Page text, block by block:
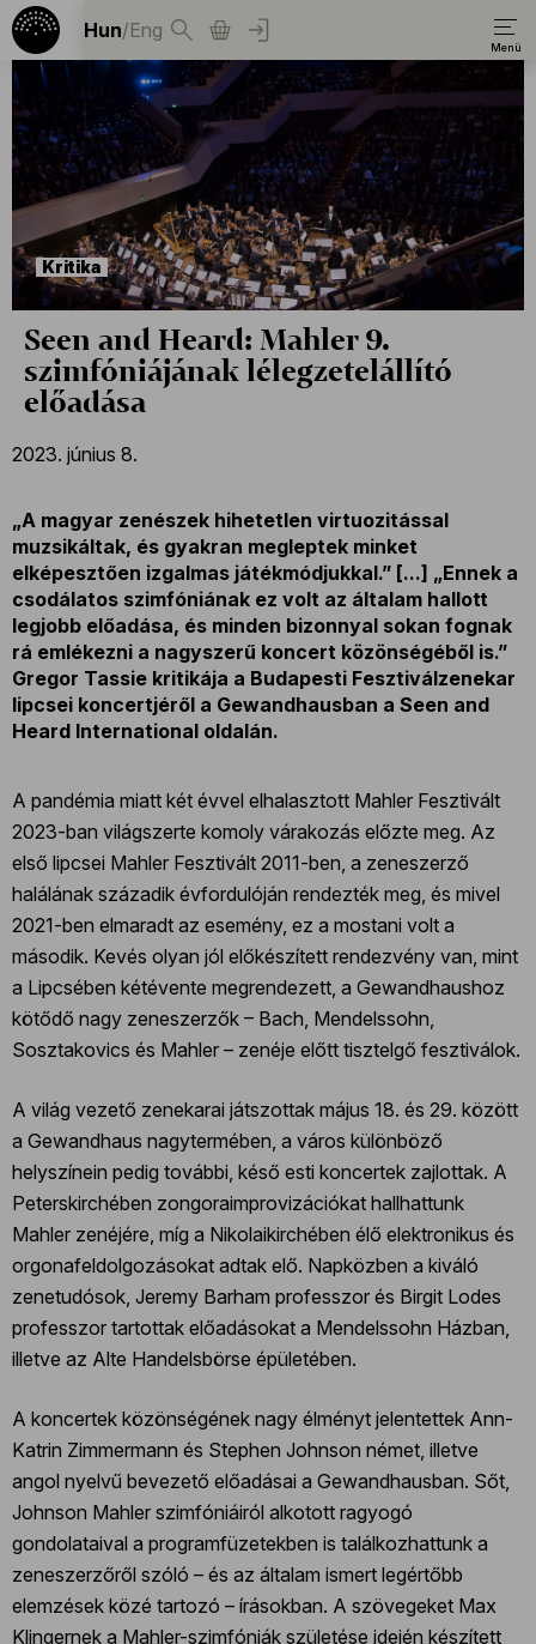
Hun/Eng
Kritika
Seen and Heard: Mahler 9.
szimfóniájának lélegzetelállító
előadása
2023. június 8.
„A magyar zenészek hihetetlen virtuozitással
muzsikáltak, és gyakran megleptek minket
elképesztően izgalmas játékmódjukkal.” [...] „Ennek a
csodálatos szimfóniának ez volt az általam hallott
legjobb előadása, és minden bizonnyal sokan fognak
rá emlékezni a nagyszerű koncert közönségéből is.”
Gregor Tassie kritikája a Budapesti Fesztiválzenekar
lipcsei koncertjéről a Gewandhausban a Seen and
Heard International oldalán.
A pandémia miatt két évvel elhalasztott Mahler Fesztivált
2023-ban világszerte komoly várakozás előzte meg. Az
első lipcsei Mahler Fesztivált 2011-ben, a zeneszerző
halálának századik évfordulóján rendezték meg, és mivel
2021-ben elmaradt az esemény, ez a mostani volt a
második. Kevés olyan jól előkészített rendezvény van, mint
a Lipcsében kétévente megrendezett, a Gewandhaushoz
kötődő nagy zeneszerzők – Bach, Mendelssohn,
Sosztakovics és Mahler – zenéje előtt tisztelgő fesztiválok.
A világ vezető zenekarai játszottak május 18. és 29. között
a Gewandhaus nagytermében, a város különböző
helyszínein pedig további, késő esti koncertek zajlottak. A
Peterskirchében zongoraimprovizációkat hallhattunk
Mahler zenéjére, míg a Nikolaikirchében élő elektronikus és
orgonafeldolgozásokat adtak elő. Napközben a kiváló
zenetudósok, Jeremy Barham professzor és Birgit Lodes
professzor tartottak előadásokat a Mendelssohn Házban,
illetve az Alte Handelsbörse épületében.
A koncertek közönségének nagy élményt jelentettek Ann-
Katrin Zimmermann és Stephen Johnson német, illetve
angol nyelvű bevezető előadásai a Gewandhausban. Sőt,
Johnson Mahler szimfóniáiról alkotott ragyogó
gondolataival a programfüzetekben is találkozhattunk a
zeneszerzőről szóló – és az általam ismert legértőbb
elemzések közé tartozó – írásokban. A szövegeket Max
Klingernek a Mahler-szimfóniák születése idején készített